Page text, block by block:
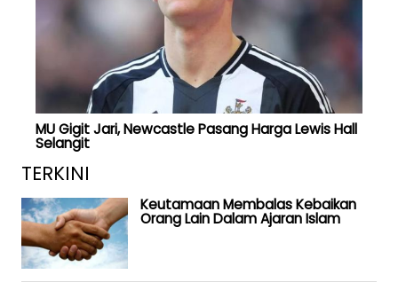
MU Gigit Jari, Newcastle Pasang Harga Lewis Hall
Selangit
TERKINI
Keutamaan Membalas Kebaikan
Orang Lain Dalam Ajaran Islam